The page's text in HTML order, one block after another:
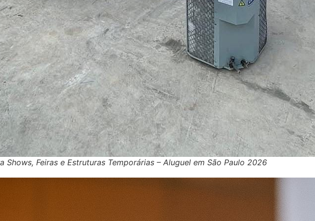
Shows, Feiras e Estruturas Temporárias – Aluguel em São Paulo 2026